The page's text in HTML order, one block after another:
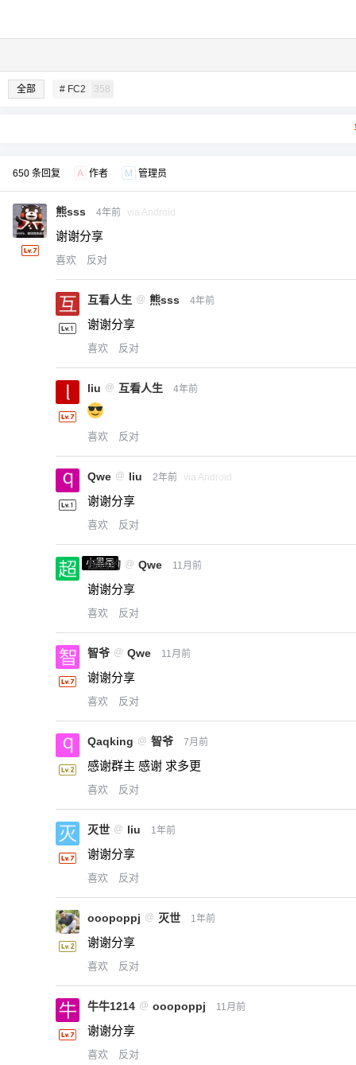
全部 # FC2 358
650 条回复 A 作者 M 管理员
熊sss 4年前 via Android
谢谢分享
喜欢 反对
互看人生 @ 熊sss 4年前
谢谢分享
喜欢 反对
liu @ 互看人生 4年前
喜欢 反对
Qwe @ liu 2年前 via Android
谢谢分享
喜欢 反对
小黑屋
超凶的 @ Qwe 11月前
谢谢分享
喜欢 反对
智爷 @ Qwe 11月前
谢谢分享
喜欢 反对
Qaqking @ 智爷 7月前
感谢群主 感谢 求多更
喜欢 反对
灭世 @ liu 1年前
谢谢分享
喜欢 反对
ooopoppj @ 灭世 1年前
谢谢分享
喜欢 反对
牛牛1214 @ ooopoppj 11月前
谢谢分享
喜欢 反对